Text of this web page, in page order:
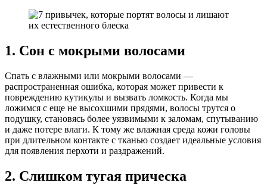
1. Сон с мокрыми волосами
Спать с влажными или мокрыми волосами —
распространенная ошибка, которая может привести к
повреждению кутикулы и вызвать ломкость. Когда мы
ложимся с еще не высохшими прядями, волосы трутся о
подушку, становясь более уязвимыми к заломам, спутыванию
и даже потере влаги. К тому же влажная среда кожи головы
при длительном контакте с тканью создает идеальные условия
для появления перхоти и раздражений.
2. Слишком тугая прическа